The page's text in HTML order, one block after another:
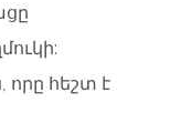
հեշտ է